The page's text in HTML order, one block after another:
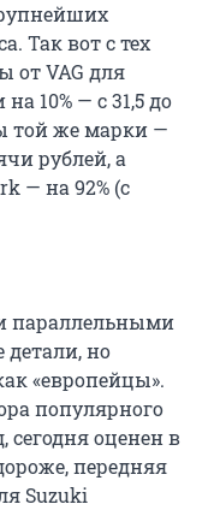
Так вот с тех
от VAG для
10% — с 31,5 до
той же марки —
рублей, а
— на 92% (с
параллельными
детали, но
«европейцы».
популярного
сегодня оценен в
передняя
Suzuki